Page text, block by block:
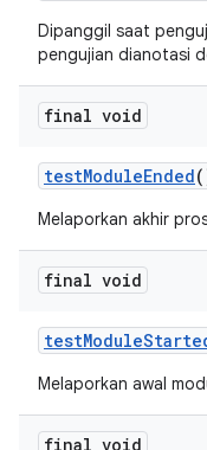
Dipanggil saat
pengujian dianotasi
final void
testModuleEnded
Melaporkan akhir
final void
testModule
Melaporkan awal
final void